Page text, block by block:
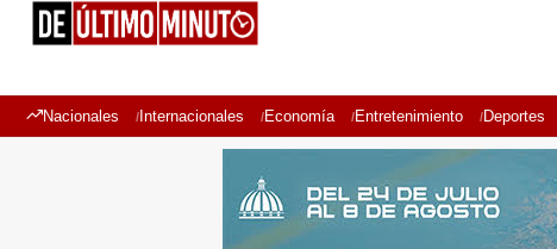
Nacionales Internacionales Economía Entretenimiento Deportes